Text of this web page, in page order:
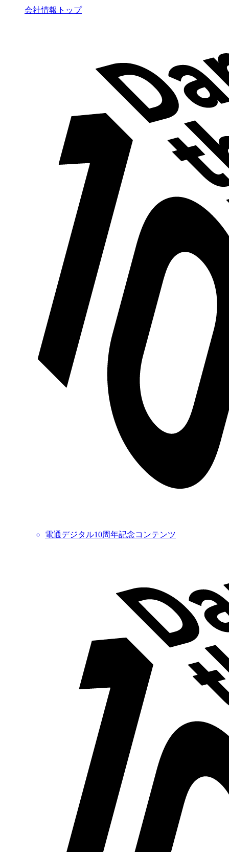
会社情報トップ
電通デジタル10周年記念コンテンツ